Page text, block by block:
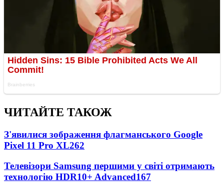
ЧИТАЙТЕ ТАКОЖ
З'явилися зображення флагманського Google
Pixel 11 Pro XL262
Телевізори Samsung першими у світі отримають
технологію HDR10+ Advanced167